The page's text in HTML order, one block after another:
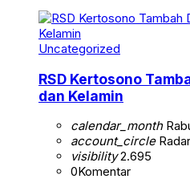
Uncategorized
RSD Kertosono
dan Kelamin
calendar_month
account_circle
visibility2.695
0Komentar